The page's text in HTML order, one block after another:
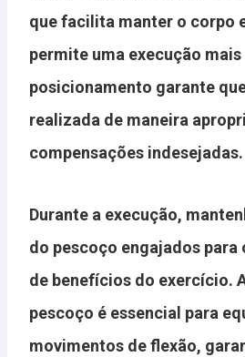
que facilita manter o corpo
permite uma execução
posicionamento garante
realizada de maneira
compensações indesejadas.
Durante a execução,
do pescoço engajados para
de benefícios do exercício.
pescoço é essencial para
movimentos de flexão,